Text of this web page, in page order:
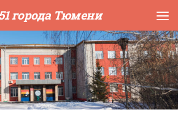
города Тюмени